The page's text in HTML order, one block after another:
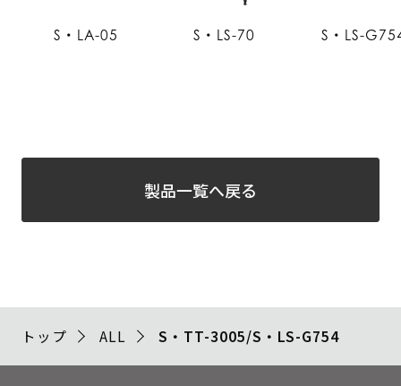
S・LA-05 S・LS-70 S・LS-
製品一覧へ戻る
トップ ALL S・TT-3005/S・LS-G754